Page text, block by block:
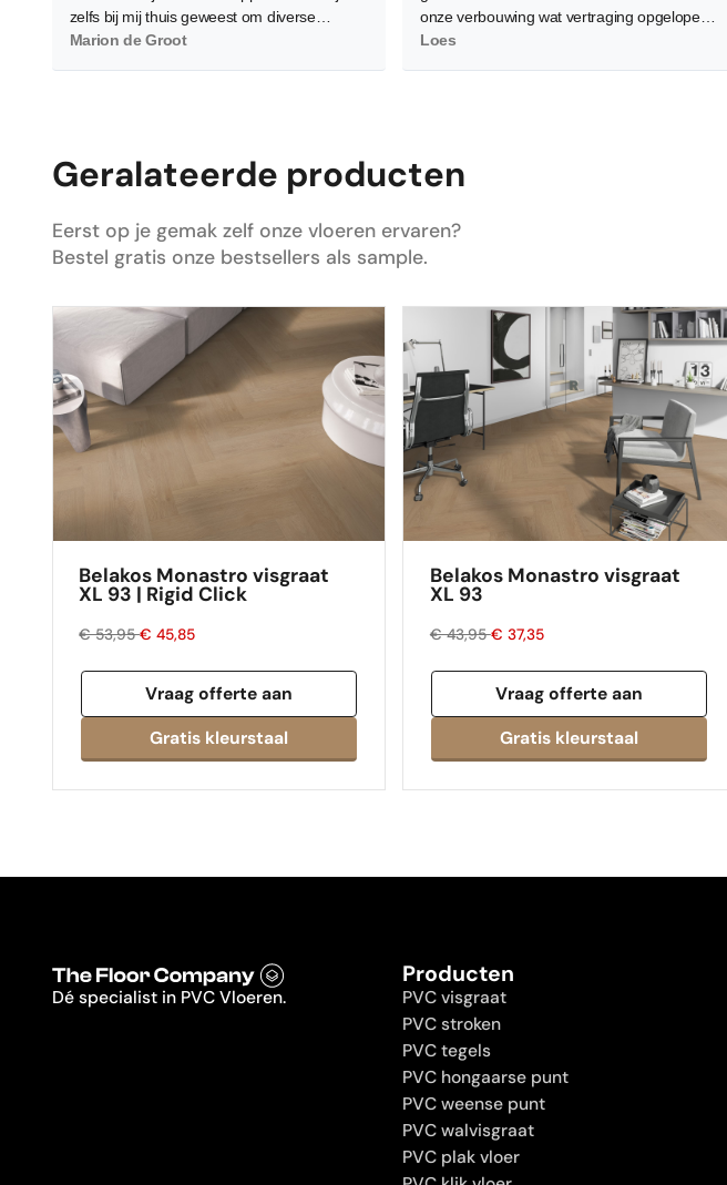
zelfs bij mij thuis geweest om diverse
vloeren te demonstreren waarbij ze flink wat
belangrijkste, ben ik super tevreden en blij
met de nieuwe PVC vloer! Hij is heel netjes
ons huis. Dus ik zou de volgende keer zeker
weer mijn vloer bestellen via Floors
Company.
Marion de Groot
onze verbouwing wat vertraging opgelopen
waardoor de legafspraak verplaatst moest
Loes
Geralateerde producten
Eerst op je gemak zelf onze vloeren ervaren?
Bestel gratis onze bestsellers als sample.
Belakos Monastro visgraat
XL 93 | Rigid Click
€ 53,95€ 45,85
Vraag offerte aan
Belakos Monastro visgraat
XL 93
€ 43,95€ 37,35
Vraag offerte aan
Dé specialist in PVC Vloeren.
Producten
PVC visgraat
PVC stroken
PVC tegels
PVC hongaarse punt
PVC weense punt
PVC walvisgraat
PVC plak vloer